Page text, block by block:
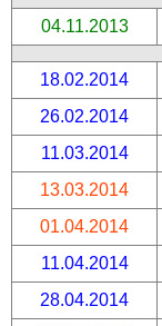
04.11.2013
18.02.2014
26.02.2014
11.03.2014
13.03.2014
01.04.2014
11.04.2014
28.04.2014